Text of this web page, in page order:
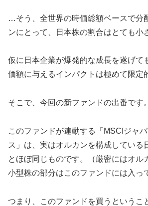
…そう、全世界の時価総額ベースで分
ンにとって、日本株の割合はとても小
仮に日本企業が爆発的な成長を遂げて
価額に与えるインパクトは極めて限定
そこで、今回の新ファンドの出番です。
このファンドが連動する「MSCIジャ
ス」は、実はオルカンを構成している
とほぼ同じものです。（厳密にはオル
小型株の部分はこのファンドには入っ
つまり、このファンドを買うというこ